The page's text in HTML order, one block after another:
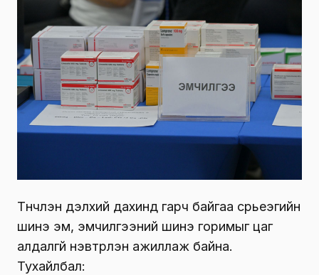
Түүнчлэн дэлхий дахинд гарч байгаа сүрьеэгийн
шинэ эм, эмчилгээний шинэ горимыг цаг
алдалгүй нэвтрүүлэн ажиллаж байна.
Тухайлбал: